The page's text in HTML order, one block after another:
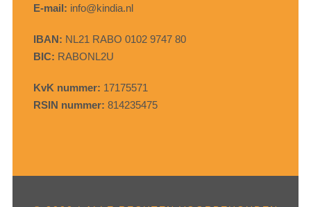
E-mail: info@kindia.nl
IBAN: NL21 RABO 0102 9747 80
BIC: RABONL2U
KvK nummer: 17175571
RSIN nummer: 814235475